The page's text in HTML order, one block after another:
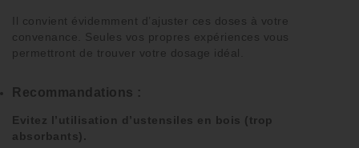
Il convient évidemment d’ajuster ces doses à votre
convenance. Seules vos propres expériences vous
permettront de trouver votre dosage idéal
Recommandations :
Evitez l’utilisation d’ustensiles en bois (trop
absorbants).